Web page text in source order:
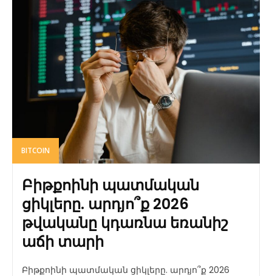
BITCOIN
Բիթքոինի պատմական
ցիկլերը. արդյո՞ք 2026
թվականը կդառնա եռանիշ
աճի տարի
Բիթքոինի պատմական ցիկլերը. արդյո՞ք 2026